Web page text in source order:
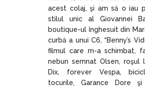
acest colaj, şi am să o iau
stilul unic al Giovannei
boutique-ul înghesuit din
curbă a unui C6, “Benny’s
filmul care m-a schimbat,
nebun semnat Olsen, roşul
Dix, forever Vespa,
tocurile, Garance Dore